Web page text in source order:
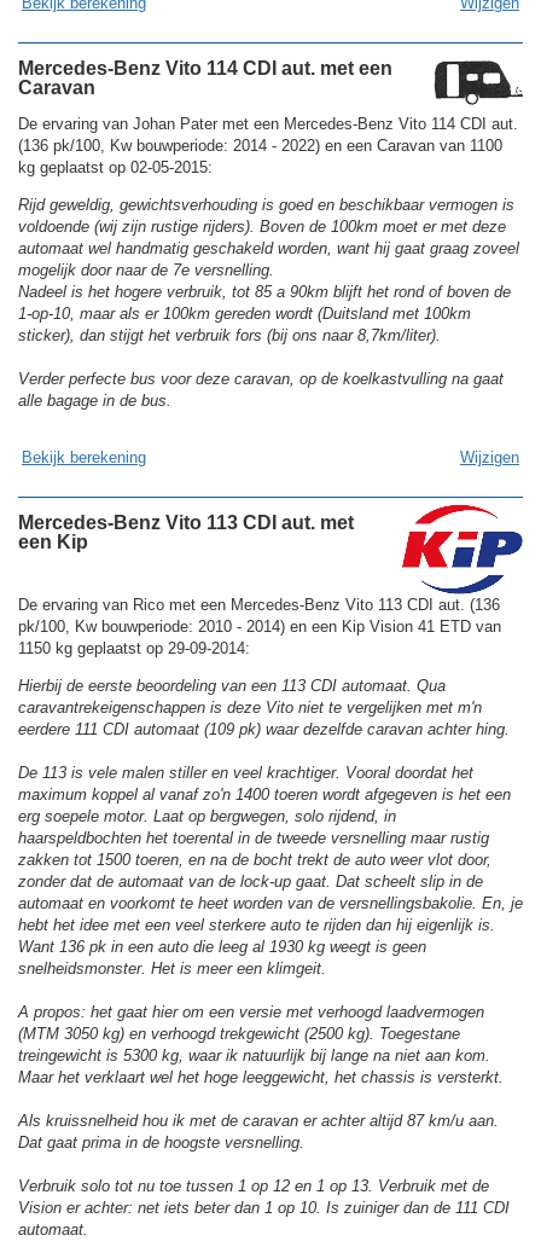
Mercedes-Benz Vito 114 CDI aut. met een
Caravan
De ervaring van Johan Pater met een Mercedes-Benz Vito 114 CDI aut.
(136 pk/100, Kw bouwperiode: 2014 - 2022) en een Caravan van 1100
kg geplaatst op 02-05-2015:
Rijd geweldig, gewichtsverhouding is goed en beschikbaar vermogen is
voldoende (wij zijn rustige rijders). Boven de 100km moet er met deze
automaat wel handmatig geschakeld worden, want hij gaat graag zoveel
mogelijk door naar de 7e versnelling.
Nadeel is het hogere verbruik, tot 85 a 90km blijft het rond of boven de
1-op-10, maar als er 100km gereden wordt (Duitsland met 100km
sticker), dan stijgt het verbruik fors (bij ons naar 8,7km/liter).
Verder perfecte bus voor deze caravan, op de koelkastvulling na gaat
alle bagage in de bus.
Bekijk berekening Wijzigen
Mercedes-Benz Vito 113 CDI aut. met
een Kip
De ervaring van Rico met een Mercedes-Benz Vito 113 CDI aut. (136
pk/100, Kw bouwperiode: 2010 - 2014) en een Kip Vision 41 ETD van
1150 kg geplaatst op 29-09-2014:
Hierbij de eerste beoordeling van een 113 CDI automaat. Qua
caravantrekeigenschappen is deze Vito niet te vergelijken met m'n
eerdere 111 CDI automaat (109 pk) waar dezelfde caravan achter hing.
De 113 is vele malen stiller en veel krachtiger. Vooral doordat het
maximum koppel al vanaf zo'n 1400 toeren wordt afgegeven is het een
erg soepele motor. Laat op bergwegen, solo rijdend, in
haarspeldbochten het toerental in de tweede versnelling maar rustig
zakken tot 1500 toeren, en na de bocht trekt de auto weer vlot door,
zonder dat de automaat van de lock-up gaat. Dat scheelt slip in de
automaat en voorkomt te heet worden van de versnellingsbakolie. En, je
hebt het idee met een veel sterkere auto te rijden dan hij eigenlijk is.
Want 136 pk in een auto die leeg al 1930 kg weegt is geen
snelheidsmonster. Het is meer een klimgeit.
A propos: het gaat hier om een versie met verhoogd laadvermogen
(MTM 3050 kg) en verhoogd trekgewicht (2500 kg). Toegestane
treingewicht is 5300 kg, waar ik natuurlijk bij lange na niet aan kom.
Maar het verklaart wel het hoge leeggewicht, het chassis is versterkt.
Als kruissnelheid hou ik met de caravan er achter altijd 87 km/u aan.
Dat gaat prima in de hoogste versnelling.
Verbruik solo tot nu toe tussen 1 op 12 en 1 op 13. Verbruik met de
Vision er achter: net iets beter dan 1 op 10. Is zuiniger dan de 111 CDI
automaat.